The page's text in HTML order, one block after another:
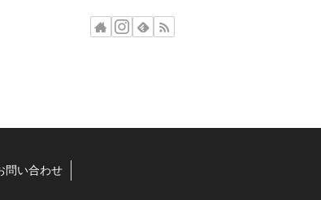
問い合わせ